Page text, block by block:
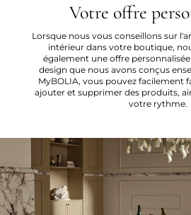
Votre offre
Lorsque nous vous conseillons sur
intérieur dans votre boutique,
également une offre
design que nous avons conçus
MyBOLIA, vous pouvez facilement
ajouter et supprimer des produits,
votre rythme.